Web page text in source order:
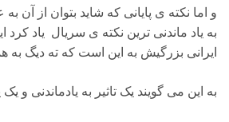
و اما نکته ی پایانی که شاید بتوان از آن
به یاد ماندنی ترین نکته ی سریال یاد
ایرانی بزرگیش به این است که ته دیگ به
به این می گویند یک تاثیر به یادماندنی و یک